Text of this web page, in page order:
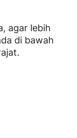
agar lebih
di bawah